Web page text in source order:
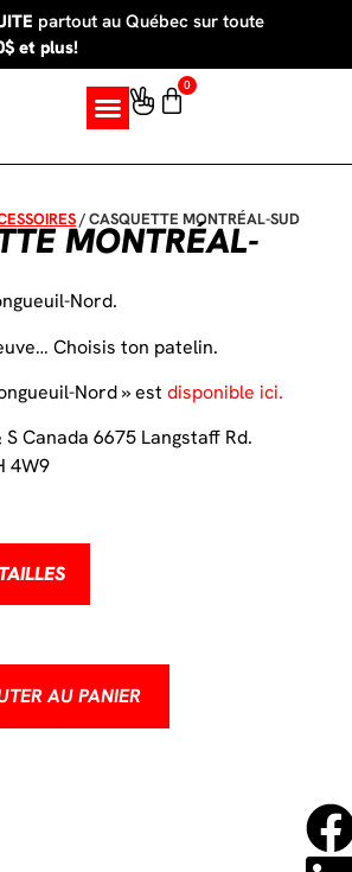
partout au Québec sur toute
et plus!
0
/CASQUETTE MONTRÉAL-SUD
MONTRÉAL-
Nord.
Choisis ton patelin.
Nord » est disponible ici.
S Canada 6675 Langstaff Rd.
4W9
AU PANIER